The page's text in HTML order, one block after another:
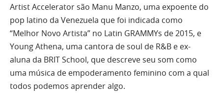
Artist Accelerator são Manu Manzo, uma expoente do
pop latino da Venezuela que foi indicada como
“Melhor Novo Artista” no Latin GRAMMYs de 2015, e
Young Athena, uma cantora de soul de R&B e ex-
aluna da BRIT School, que descreve seu som como
uma música de empoderamento feminino com a qual
todos podemos aprender algo.